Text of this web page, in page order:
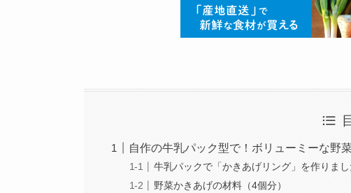
自作の牛乳パック型で！ボリューミーな野
牛乳パックで「かきあげリング」を作りまし
野菜かきあげの材料（4個分）